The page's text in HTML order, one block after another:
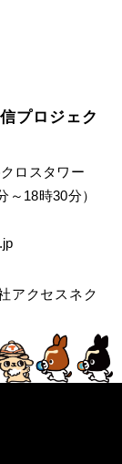
プロジェク
ロスタワー
～18時30分）
アクセスネク